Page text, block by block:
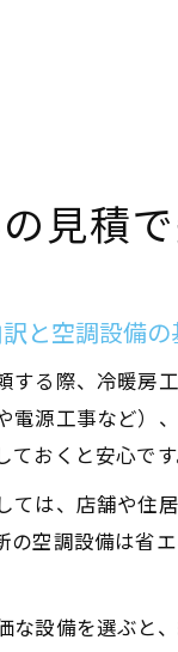
見積
と空調設備
する際、冷暖房
電源工事など）
おくと安心です
ては、店舗や住
の空調設備は省
な設備を選ぶと